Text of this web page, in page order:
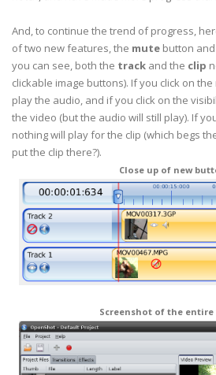
And, to continue the trend of progress,
of two new features, the mute button
you can see, both the track and the clip
clickable image buttons). If you click on
play the audio, and if you click on the
the video (but the audio will still play). If
nothing will play for the clip (which begs
put the clip there?).
Close up of new
Screenshot of the entire